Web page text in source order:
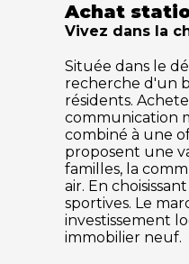
Achat
Vivez dans la
Située dans le
recherche d'un
résidents.
communication
combiné à une
proposent une
familles, la
air. En
sportives. Le
investissement
immobilier neuf.